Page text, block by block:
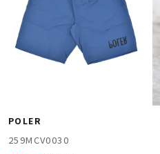
POLER
259MCV0030